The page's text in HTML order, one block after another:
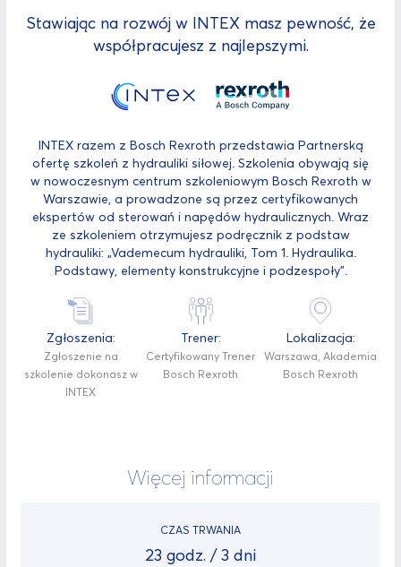
Stawiając na rozwój w INTEX masz pewność, że
współpracujesz z najlepszymi.
INTEX razem z Bosch Rexroth przedstawia Partnerską
ofertę szkoleń z hydrauliki siłowej. Szkolenia obywają się
w nowoczesnym centrum szkoleniowym Bosch Rexroth w
Warszawie, a prowadzone są przez certyfikowanych
ekspertów od sterowań i napędów hydraulicznych. Wraz
ze szkoleniem otrzymujesz podręcznik z podstaw
hydrauliki: „Vademecum hydrauliki, Tom 1. Hydraulika.
Podstawy, elementy konstrukcyjne i podzespoły”.
Zgłoszenia:
Zgłoszenie na
szkolenie dokonasz w
INTEX
Trener:
Certyfikowany Trener
Bosch Rexroth
Lokalizacja:
Warszawa, Akademia
Bosch Rexroth
Więcej informacji
CZAS TRWANIA
23 godz. / 3 dni